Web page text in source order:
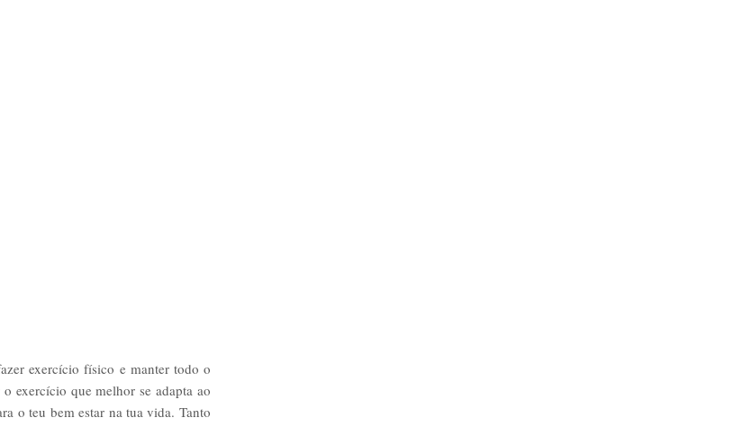
exercício físico e manter todo o
exercício que melhor se adapta ao
o teu bem estar na tua vida. Tanto